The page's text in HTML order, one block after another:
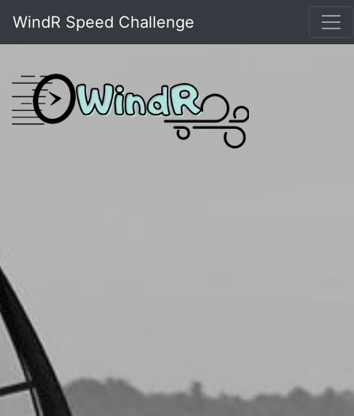
WindR Speed Challenge